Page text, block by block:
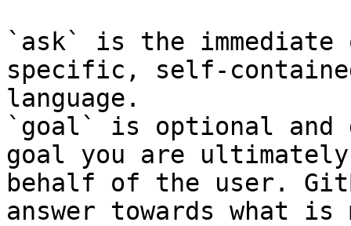
`ask` is the
specific, self-
language.
`goal` is optional and
goal you are
behalf of the user.
answer towards what